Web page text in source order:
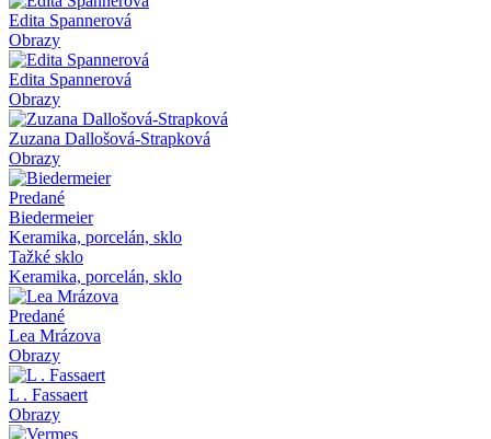
Edita Spannerová
Obrazy
Edita Spannerová
Obrazy
Zuzana Dallošová-Strapková
Obrazy
Predané
Biedermeier
Keramika, porcelán, sklo
Tažké sklo
Keramika, porcelán, sklo
Predané
Lea Mrázova
Obrazy
L . Fassaert
Obrazy